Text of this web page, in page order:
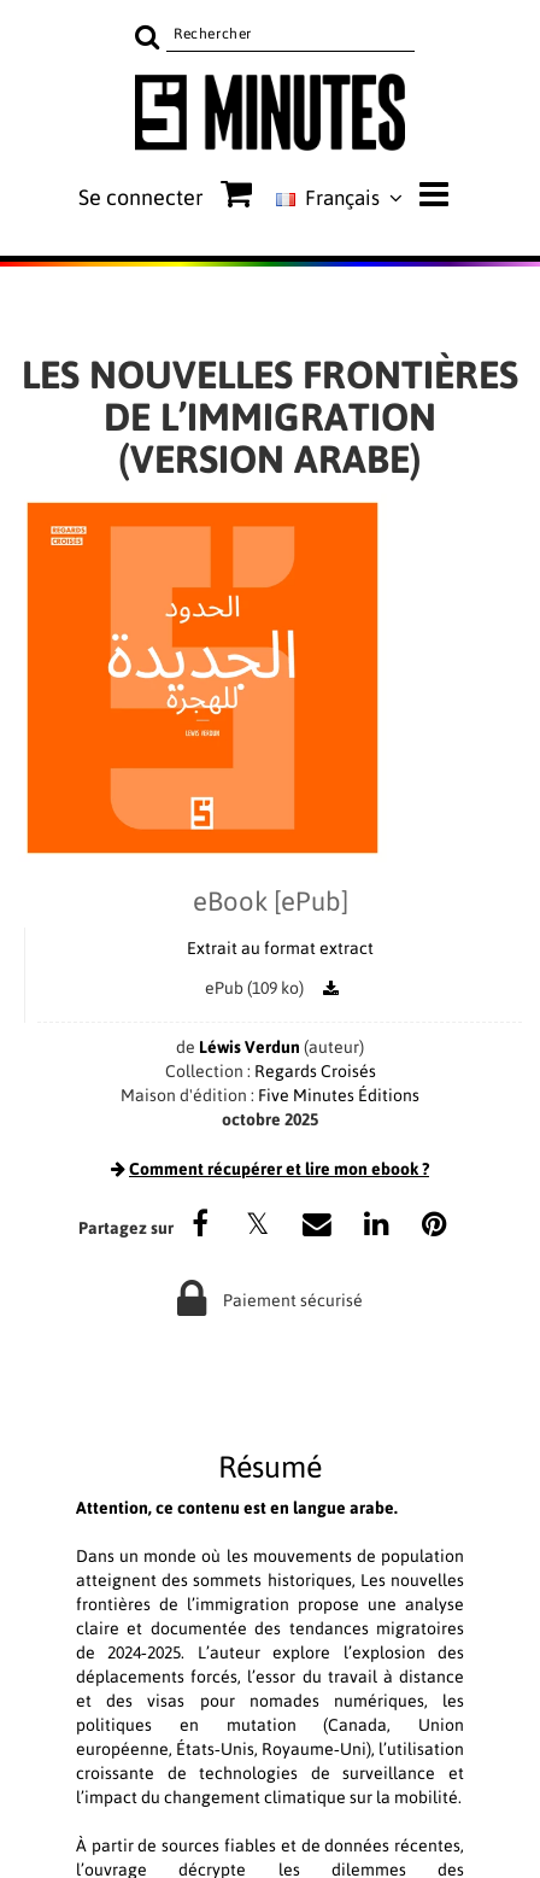
Rechercher
sur
le
Se connecter Français
LES NOUVELLES FRONTIÈRES
DE L’IMMIGRATION
(VERSION ARABE)
eBook [ePub]
Extrait au format extract
ePub (109 ko)
de Léwis Verdun (auteur)
Collection : Regards Croisés
Maison d'édition : Five Minutes Éditions
octobre 2025
Comment récupérer et lire mon ebook ?
Paiement sécurisé
Résumé
Attention, ce contenu est en langue arabe.
Dans un monde où les mouvements de population
atteignent des sommets historiques, Les nouvelles
frontières de l’immigration propose une analyse
claire et documentée des tendances migratoires
de 2024‑2025. L’auteur explore l’explosion des
déplacements forcés, l’essor du travail à distance
et des visas pour nomades numériques, les
politiques en mutation (Canada, Union
européenne, États‑Unis, Royaume‑Uni), l’utilisation
croissante de technologies de surveillance et
l’impact du changement climatique sur la mobilité.
À partir de sources fiables et de données récentes,
l’ouvrage décrypte les dilemmes des